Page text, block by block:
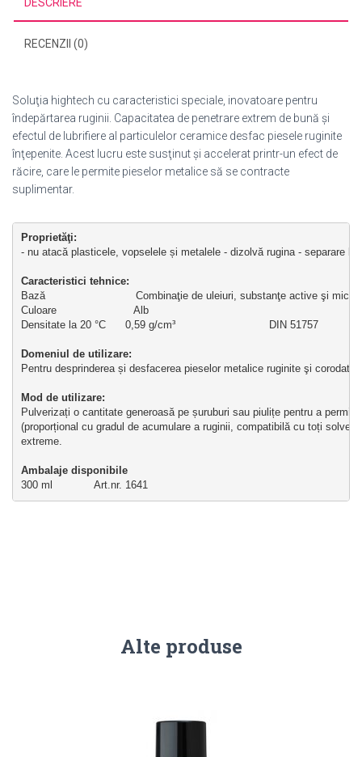
RECENZII (0)
Soluţia hightech cu caracteristici speciale, inovatoare pentru
îndepărtarea ruginii. Capacitatea de penetrare extrem de bună şi
efectul de lubrifiere al particulelor ceramice desfac piesele ruginite
înţepenite. Acest lucru este susţinut şi accelerat printr-un efect de
răcire, care le permite pieselor metalice să se contracte
suplimentar.
Proprietăţi:
- nu atacă plasticele, vopselele și metalele - dizolvă rugina - separare
Caracteristici tehnice:
Bază                            Combinaţie de uleiuri, substanţe active şi
Culoare                        Alb
Densitate la 20 °C      0,59 g/cm³                             DIN 51757
Domeniul de utilizare:
Pentru desprinderea și desfacerea pieselor metalice ruginite şi
Mod de utilizare:
Pulverizați o cantitate generoasă pe șuruburi sau piulițe pentru a
(proporțional cu gradul de acumulare a ruginii, compatibilă cu toți
extreme.
Ambalaje disponibile
300 ml             Art.nr. 1641
Alte produse